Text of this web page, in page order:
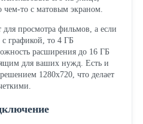
то с матовым экраном.
просмотра фильмов, а если
графикой, то 4 ГБ
расширения до 16 ГБ
для ваших нужд. Есть и
1280x720, что делает